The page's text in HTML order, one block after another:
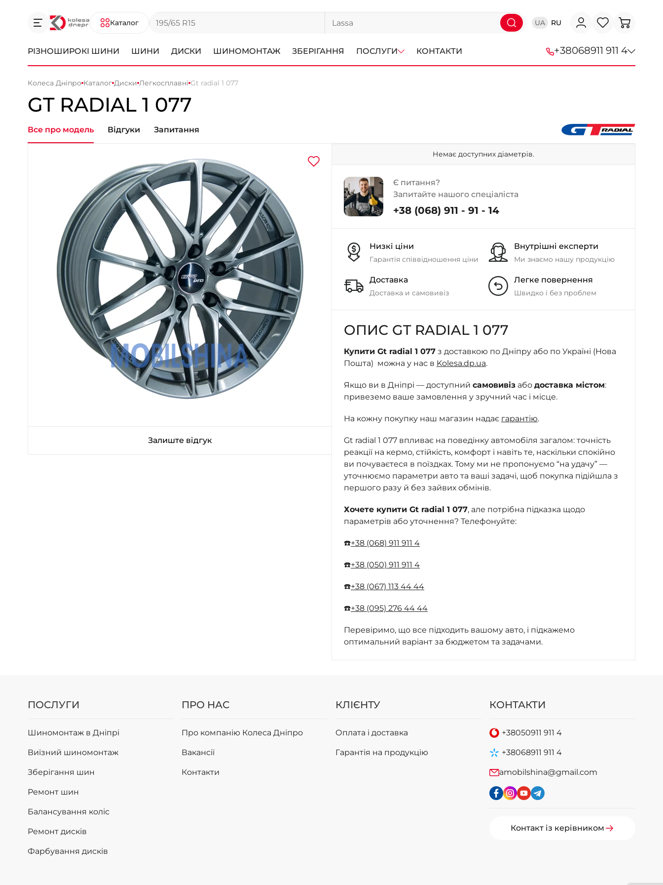
Каталог UA RU
РІЗНОШИРОКІ ШИНИ ШИНИ ДИСКИ ШИНОМОНТАЖ ЗБЕРІГАННЯ ПОСЛУГИ КОНТАКТИ +38068911 911 4
+38 (095) 276-44-44
- Донецьке шосе
+38 (050)-911-911-2
- Щепкіна
Колеса Дніпро Каталог Диски Легкосплавні Gt radial 1 077
GT RADIAL 1 077
Все про модель Відгуки Запитання
Залиште відгук
Немає доступних діаметрів.
Є питання?
Запитайте нашого спеціаліста
+38 (068) 911 - 91 - 14
Низкі ціни
Гарантія співвідношення ціни
Внутрішні експерти
Ми знаємо нашу продукцію
Доставка
Доставка и самовивіз
Легке повернення
Швидко і без проблем
ОПИС GT RADIAL 1 077
Купити Gt radial 1 077 з доставкою по Дніпру або по Україні (Нова
Пошта) можна у нас в Kolesa.dp.ua.
Якщо ви в Дніпрі — доступний самовивіз або доставка містом:
привеземо ваше замовлення у зручний час і місце.
На кожну покупку наш магазин надає гарантію.
Gt radial 1 077 впливає на поведінку автомобіля загалом: точність
реакції на кермо, стійкість, комфорт і навіть те, наскільки спокійно
ви почуваєтеся в поїздках. Тому ми не пропонуємо “на удачу” —
уточнюємо параметри авто та ваші задачі, щоб покупка підійшла з
першого разу й без зайвих обмінів.
Хочете купити Gt radial 1 077, але потрібна підказка щодо
параметрів або уточнення? Телефонуйте:
☎️+38 (068) 911 911 4
☎️+38 (050) 911 911 4
☎️+38 (067) 113 44 44
☎️+38 (095) 276 44 44
Перевіримо, що все підходить вашому авто, і підкажемо
оптимальний варіант за бюджетом та задачами.
ПОСЛУГИ
Шиномонтаж в Дніпрі
Виїзний шиномонтаж
Зберігання шин
Ремонт шин
Балансування коліс
Ремонт дисків
Фарбування дисків
ПРО НАС
Про компанію Колеса Дніпро
Вакансії
Контакти
КЛІЄНТУ
Оплата і доставка
Гарантія на продукцію
КОНТАКТИ
+38050911 911 4
+38068911 911 4
amobilshina@gmail.com
Контакт із керівником